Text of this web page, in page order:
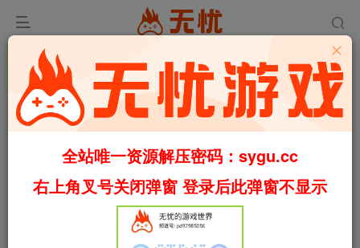
0:00/01:47 speed
全站唯一资源解压密码：sygu.cc
右上角叉号关闭弹窗 登录后此弹窗不显示